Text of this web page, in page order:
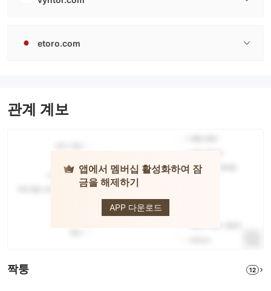
etoro.com
관계 계보
앱에서 멤버십 활성화하여 잠
금을 해제하기
APP 다운로드
eToro
짝퉁 12